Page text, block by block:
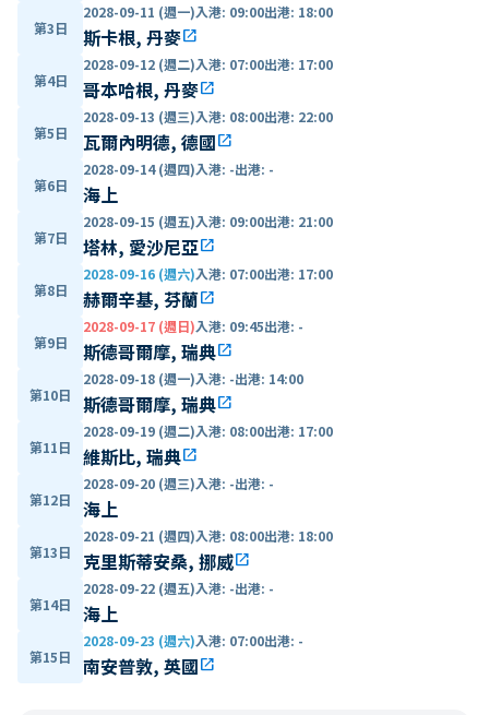
第3日
2028-09-11 (週一)入港: 09:00出港: 18:00
斯卡根, 丹麥open_in_new
第4日
2028-09-12 (週二)入港: 07:00出港: 17:00
哥本哈根, 丹麥open_in_new
第5日
2028-09-13 (週三)入港: 08:00出港: 22:00
瓦爾內明德, 德國open_in_new
第6日
2028-09-14 (週四)入港: -出港: -
海上
第7日
2028-09-15 (週五)入港: 09:00出港: 21:00
塔林, 愛沙尼亞open_in_new
第8日
2028-09-16 (週六)入港: 07:00出港: 17:00
赫爾辛基, 芬蘭open_in_new
第9日
2028-09-17 (週日)入港: 09:45出港: -
斯德哥爾摩, 瑞典open_in_new
第10日
2028-09-18 (週一)入港: -出港: 14:00
斯德哥爾摩, 瑞典open_in_new
第11日
2028-09-19 (週二)入港: 08:00出港: 17:00
維斯比, 瑞典open_in_new
第12日
2028-09-20 (週三)入港: -出港: -
海上
第13日
2028-09-21 (週四)入港: 08:00出港: 18:00
克里斯蒂安桑, 挪威open_in_new
第14日
2028-09-22 (週五)入港: -出港: -
海上
第15日
2028-09-23 (週六)入港: 07:00出港: -
南安普敦, 英國open_in_new